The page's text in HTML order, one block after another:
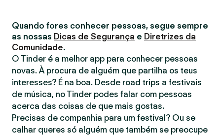
Quando fores conhecer pessoas, segue sempre
as nossas Dicas de Segurança e Diretrizes da
Comunidade.
O Tinder é a melhor app para conhecer pessoas
novas. À procura de alguém que partilha os teus
interesses? É na boa. Desde road trips a festivais
de música, no Tinder podes falar com pessoas
acerca das coisas de que mais gostas.
Precisas de companhia para um festival? Ou se
calhar queres só alguém que também se preocupe